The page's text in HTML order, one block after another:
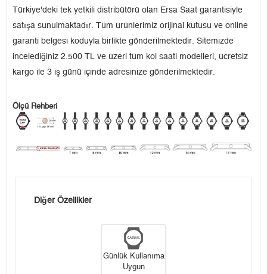
Türkiye'deki tek yetkili distribütörü olan Ersa Saat garantisiyle
satışa sunulmaktadır. Tüm ürünlerimiz orijinal kutusu ve online
garanti belgesi koduyla birlikte gönderilmektedir. Sitemizde
incelediğiniz 2.500 TL ve üzeri tüm kol saati modelleri, ücretsiz
kargo ile 3 iş günü içinde adresinize gönderilmektedir.
Ölçü Rehberi
Diğer Özellikler
Günlük Kullanıma
Uygun